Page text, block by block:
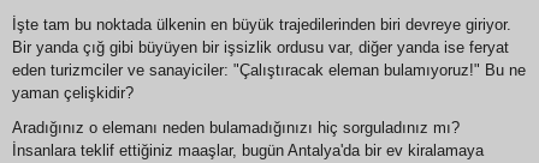
İşte tam bu noktada ülkenin en büyük trajedilerinden biri devreye giriyor.
Bir yanda çığ gibi büyüyen bir işsizlik ordusu var, diğer yanda ise feryat
eden turizmciler ve sanayiciler: "Çalıştıracak eleman bulamıyoruz!" Bu ne
yaman çelişkidir?
Aradığınız o elemanı neden bulamadığınızı hiç sorguladınız mı?
İnsanlara teklif ettiğiniz maaşlar, bugün Antalya'da bir ev kiralamaya